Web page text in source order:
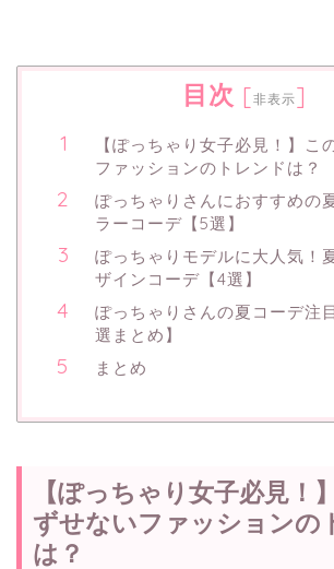
目次 [非表示]
【ぽっちゃり女子必見！】こ
ファッションのトレンドは？
ぽっちゃりさんにおすすめの
ラーコーデ【5選】
ぽっちゃりモデルに大人気！
ザインコーデ【4選】
ぽっちゃりさんの夏コーデ注
選まとめ】
まとめ
【ぽっちゃり女子必見！
ずせないファッションの
は？